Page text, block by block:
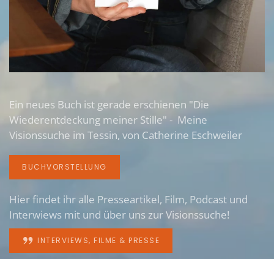
Ein neues Buch ist gerade erschienen "Die
Wiederentdeckung meiner Stille" - Meine
Visionssuche im Tessin, von Catherine Eschweiler
BUCHVORSTELLUNG
Hier findet ihr alle Presseartikel, Film, Podcast und
Interwiews mit und über uns zur Visionssuche!
INTERVIEWS, FILME & PRESSE